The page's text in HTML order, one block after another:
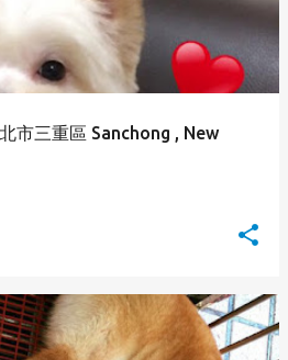
市三重區 Sanchong , New